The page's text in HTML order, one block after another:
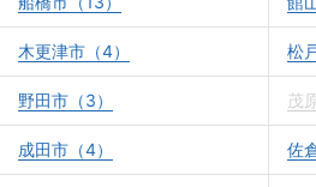
木更津市（4） 松
野田市（3） 茂
成田市（4） 佐